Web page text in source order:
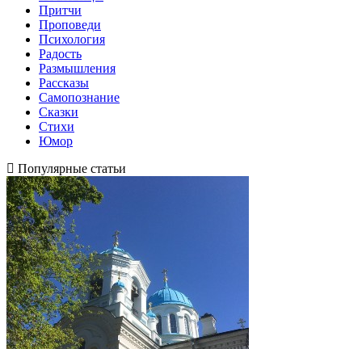
Притчи
Проповеди
Психология
Радость
Размышления
Рассказы
Самопознание
Сказки
Стихи
Юмор
Популярные статьи